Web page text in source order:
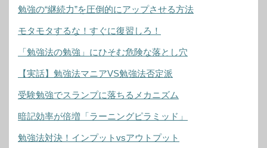
勉強の“継続力”を圧倒的にアップさせる方法
モタモタするな！すぐに復習しろ！
「勉強法の勉強」にひそむ危険な落とし穴
【実話】勉強法マニアVS勉強法否定派
受験勉強でスランプに落ちるメカニズム
暗記効率が倍増「ラーニングピラミッド」
勉強法対決！インプットvsアウトプット